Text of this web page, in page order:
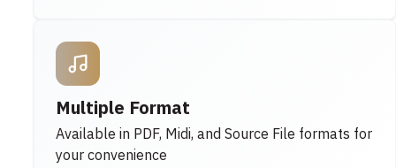
Multiple Format
Available in PDF, Midi, and Source File formats for
your convenience